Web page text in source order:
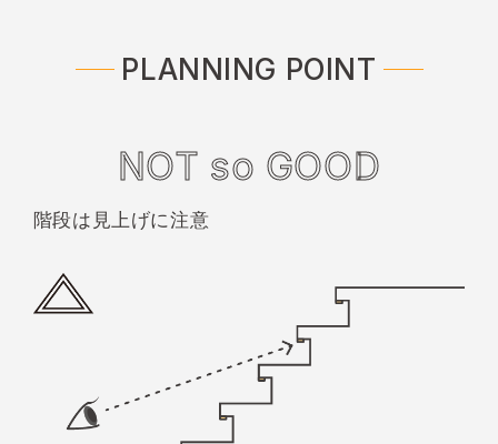
PLANNING POINT
NOT so GOOD
階段は見上げに注意